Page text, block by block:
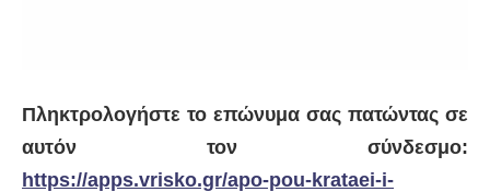
Πληκτρολογήστε το επώνυμα σας πατώντας σε
αυτόν τον σύνδεσμο:
https://apps.vrisko.gr/apo-pou-krataei-i-